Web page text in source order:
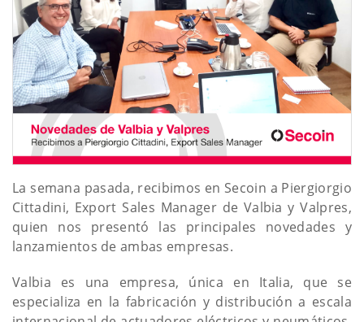
La semana pasada, recibimos en Secoin a Piergiorgio
Cittadini, Export Sales Manager de Valbia y Valpres,
quien nos presentó las principales novedades y
lanzamientos de ambas empresas.
Valbia es una empresa, única en Italia, que se
especializa en la fabricación y distribución a escala